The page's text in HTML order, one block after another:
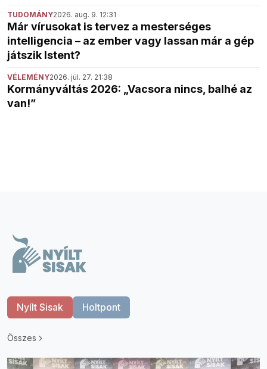
TUDOMÁNY2026. aug. 9. 12:31
Már vírusokat is tervez a mesterséges
intelligencia – az ember vagy lassan már a gép
játszik Istent?
VÉLEMÉNY2026. júl. 27. 21:38
Kormányváltás 2026: „Vacsora nincs, balhé az
van!”
Nyílt Sisak Holtpont
Összes